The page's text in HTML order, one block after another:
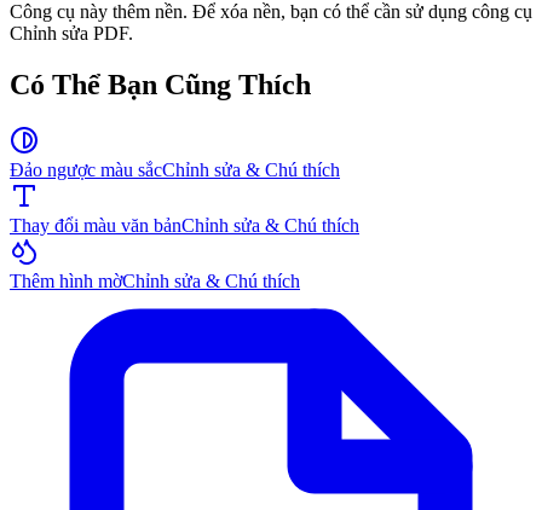
Công cụ này thêm nền. Để xóa nền, bạn có thể cần sử dụng công cụ
Chỉnh sửa PDF.
Có Thể Bạn Cũng Thích
Đảo ngược màu sắcChỉnh sửa & Chú thích
Thay đổi màu văn bảnChỉnh sửa & Chú thích
Thêm hình mờChỉnh sửa & Chú thích